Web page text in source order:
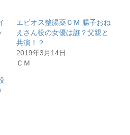
エビオス整腸薬ＣＭ 腸子おね
えさん役の女優は誰？父親と
共演！？
2019年3月14日
ＣＭ